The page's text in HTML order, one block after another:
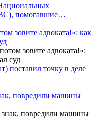
помогавшие…
зовите адвоката!»: как
поставил точку в деле
повредили машины